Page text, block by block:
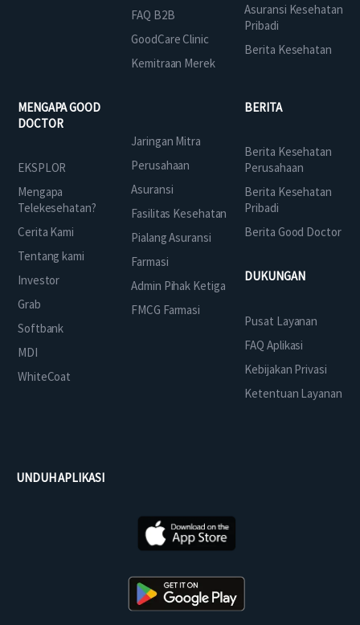
FAQ B2B
GoodCare Clinic
Kemitraan Merek
Asuransi Kesehatan
Pribadi
Berita Kesehatan
MENGAPA GOOD
DOCTOR
EKSPLOR
Mengapa
Telekesehatan?
Cerita Kami
Tentang kami
Investor
Grab
Softbank
MDI
WhiteCoat
Jaringan Mitra
Perusahaan
Asuransi
Fasilitas Kesehatan
Pialang Asuransi
Farmasi
Admin Pihak Ketiga
FMCG Farmasi
BERITA
Berita Kesehatan
Perusahaan
Berita Kesehatan
Pribadi
Berita Good Doctor
DUKUNGAN
Pusat Layanan
FAQ Aplikasi
Kebijakan Privasi
Ketentuan Layanan
UNDUH APLIKASI